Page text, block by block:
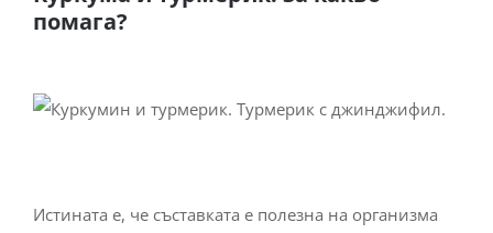
помага?
Истината е, че съставката е полезна на организма